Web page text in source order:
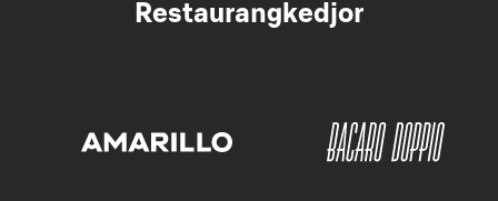
Restaurangkedjor